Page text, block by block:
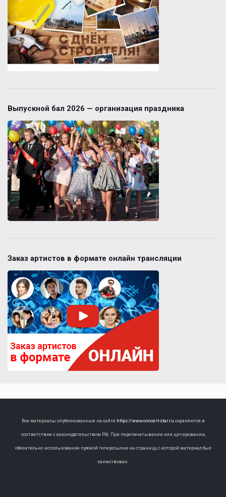
Выпускной бал 2026 — организация праздника
Заказ артистов в формате онлайн трансляции
Все материалы опубликованные на сайте https://www.concert-star.ru охраняются в
соответствие с законодательством РФ. При перепечатывании или цитировании,
обязательно использование прямой гиперссылки на страницу, с которой материал был
заимствован.